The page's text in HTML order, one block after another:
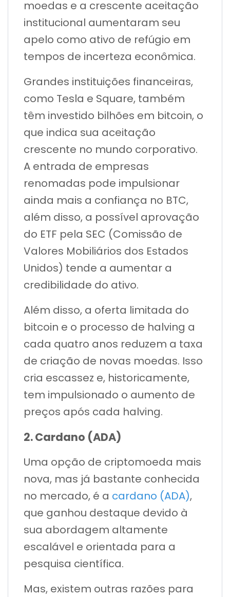
moedas e a crescente aceitação
institucional aumentaram seu
apelo como ativo de refúgio em
tempos de incerteza econômica.
Grandes instituições financeiras,
como Tesla e Square, também
têm investido bilhões em bitcoin, o
que indica sua aceitação
crescente no mundo corporativo.
A entrada de empresas
renomadas pode impulsionar
ainda mais a confiança no BTC,
além disso, a possível aprovação
do ETF pela SEC (Comissão de
Valores Mobiliários dos Estados
Unidos) tende a aumentar a
credibilidade do ativo.
Além disso, a oferta limitada do
bitcoin e o processo de halving a
cada quatro anos reduzem a taxa
de criação de novas moedas. Isso
cria escassez e, historicamente,
tem impulsionado o aumento de
preços após cada halving.
2. Cardano (ADA)
Uma opção de criptomoeda mais
nova, mas já bastante conhecida
no mercado, é a cardano (ADA),
que ganhou destaque devido à
sua abordagem altamente
escalável e orientada para a
pesquisa científica.
Mas, existem outras razões para